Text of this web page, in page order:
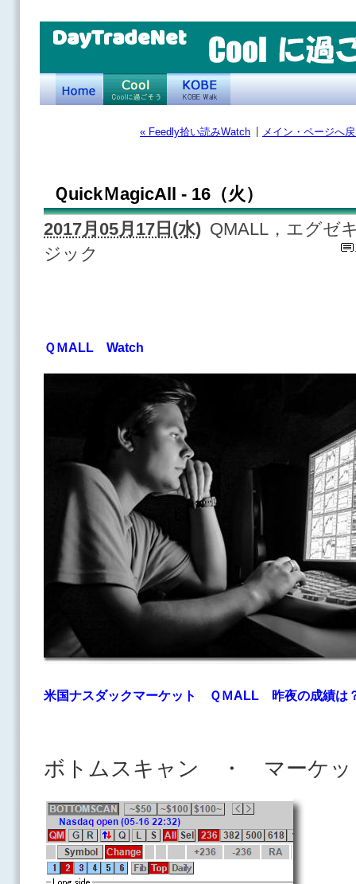
DayTradeNet
« Feedly拾い読みWatch メイン・ページへ
ＱuickＭagicAll - 16（火）
2017月05月17日(水) QMALL，エグゼ
ジック
ＱＭALL Watch
米国ナスダックマーケット ＱＭALL 昨夜の成績は
ボトムスキャン ・ マーケッ